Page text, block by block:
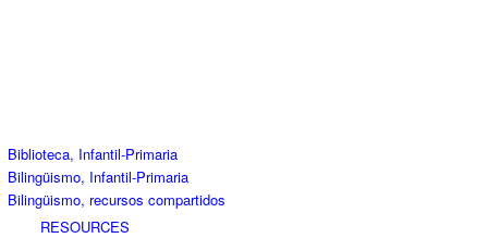
Biblioteca, Infantil-Primaria
Bilingüismo, Infantil-Primaria
Bilingüismo, recursos compartidos
RESOURCES